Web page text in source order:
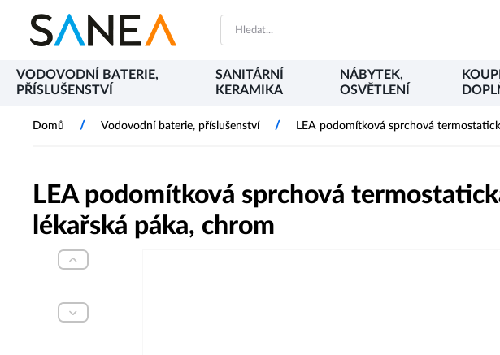
VODOVODNÍ BATERIE,
PŘÍSLUŠENSTVÍ
SANITÁRNÍ
KERAMIKA
NÁBYTEK,
OSVĚTLENÍ
Domů / Vodovodní baterie, příslušenství / LEA podomítková sprchová
LEA podomítková sprchová
lékařská páka, chrom